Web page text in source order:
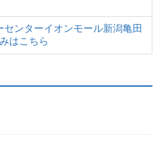
センターイオンモール新潟亀田
はこちら